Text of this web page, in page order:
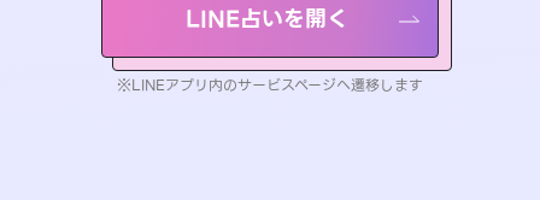
LINE占いを開く
※LINEアプリ内のサービスページへ遷移します